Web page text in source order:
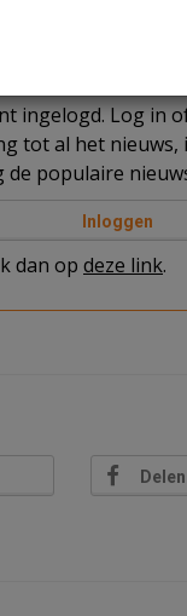
ingelogd. Log in
tot al het nieuws,
de populaire
Inloggen
dan op deze link.